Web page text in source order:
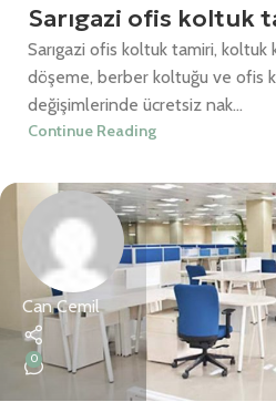
Sarıgazi ofis koltuk
Sarıgazi ofis koltuk tamiri,
döşeme, berber koltuğu ve ofis
değişimlerinde ücretsiz nak...
Continue Reading
Can Cemil
0